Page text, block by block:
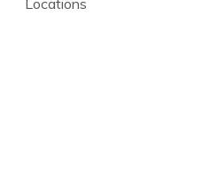
Locations